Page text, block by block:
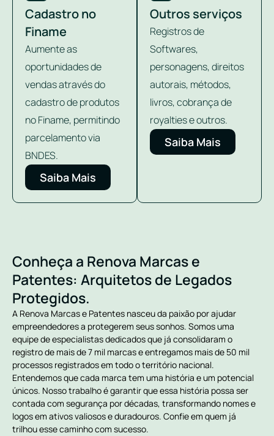
Cadastro no
Finame
Aumente as
oportunidades de
vendas através do
cadastro de produtos
no Finame, permitindo
parcelamento via
BNDES.
Saiba Mais
Outros serviços
Registros de
Softwares,
personagens, direitos
autorais, métodos,
livros, cobrança de
royalties e outros.
Saiba Mais
Conheça a Renova Marcas e
Patentes: Arquitetos de Legados
Protegidos.
A Renova Marcas e Patentes nasceu da paixão por ajudar
empreendedores a protegerem seus sonhos. Somos uma
equipe de especialistas dedicados que já consolidaram o
registro de mais de 7 mil marcas e entregamos mais de 50 mil
processos registrados em todo o território nacional.
Entendemos que cada marca tem uma história e um potencial
únicos. Nosso trabalho é garantir que essa história possa ser
contada com segurança por décadas, transformando nomes e
logos em ativos valiosos e duradouros. Confie em quem já
trilhou esse caminho com sucesso.